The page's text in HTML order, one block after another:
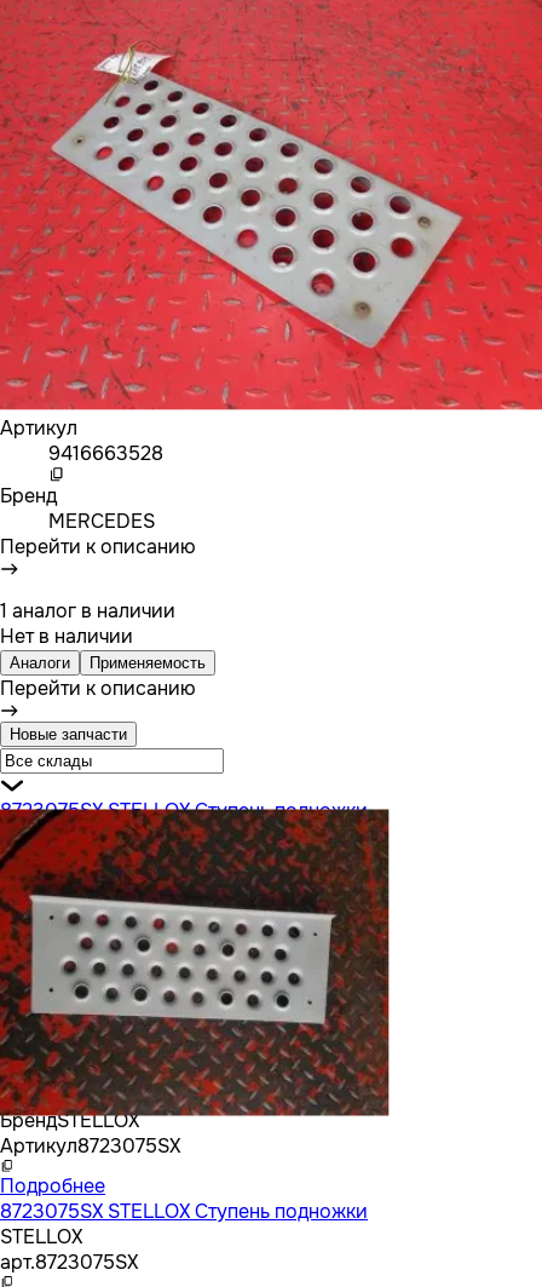
Артикул
9416663528
Бренд
MERCEDES
Перейти к описанию
1 аналог в наличии
Нет в наличии
Аналоги Применяемость
Перейти к описанию
Новые запчасти
8723075SX STELLOX Ступень подножки
БрендSTELLOX
Артикул8723075SX
Подробнее
8723075SX STELLOX Ступень подножки
STELLOX
арт.8723075SX